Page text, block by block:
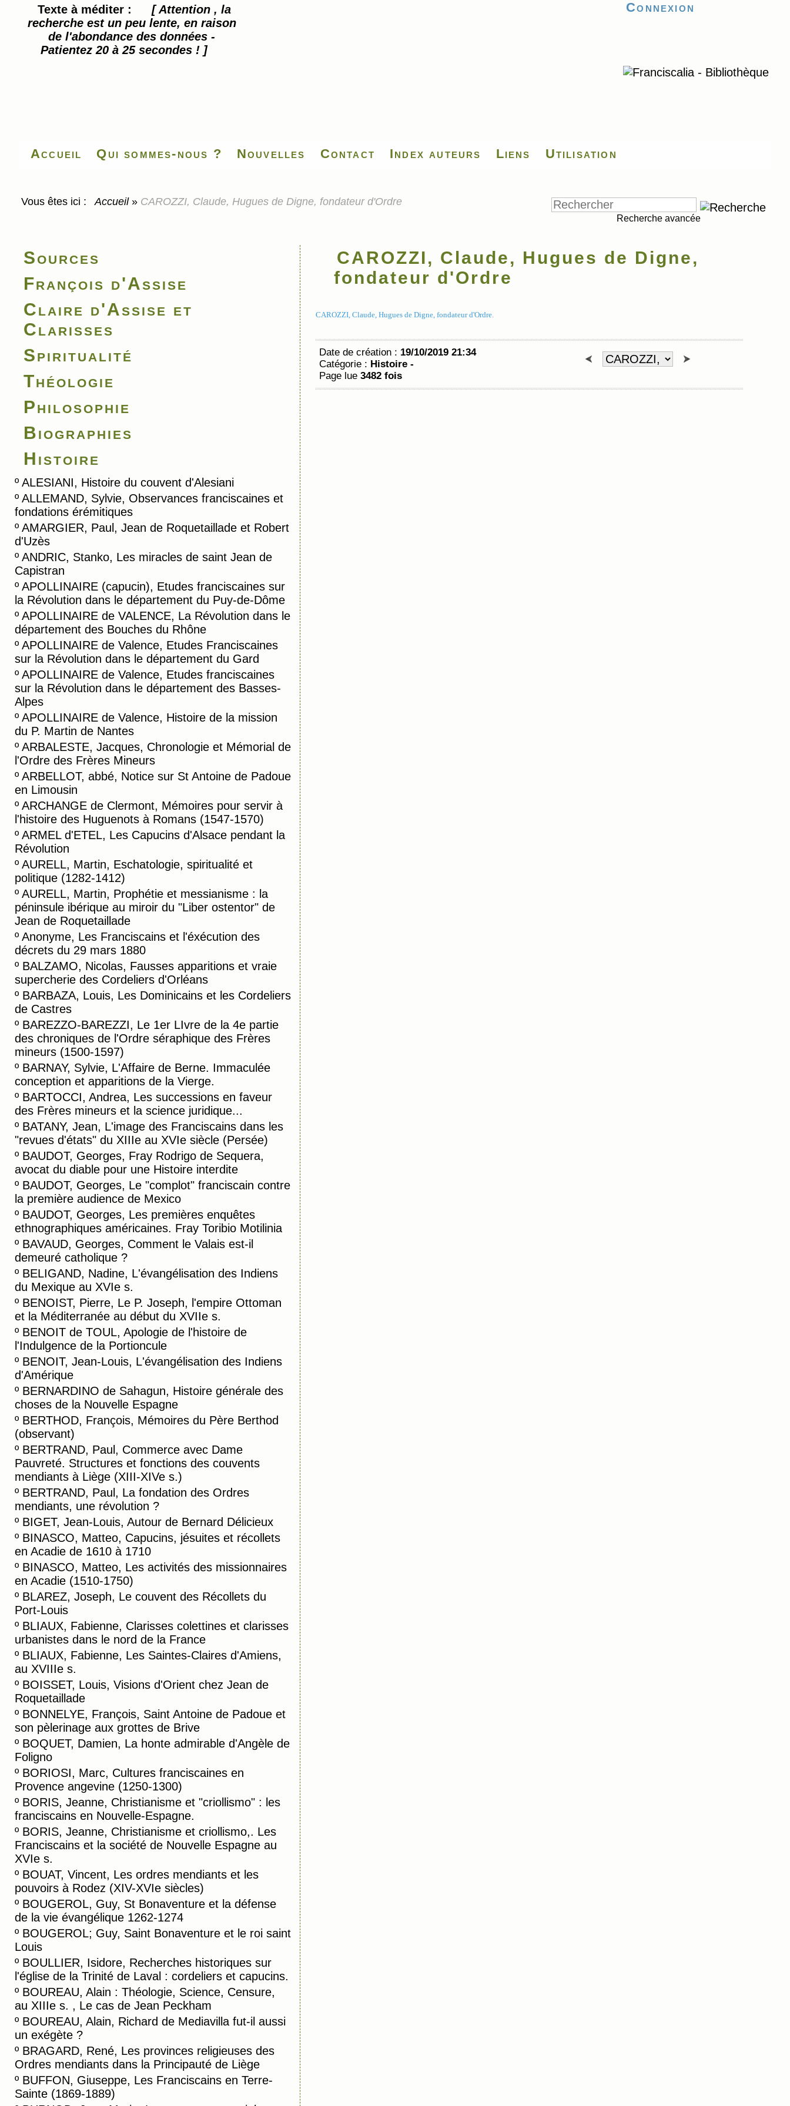
Texte à méditer :
[ Attention , la
recherche est un peu lente, en raison
de l'abondance des données -
Patientez 20 à 25 secondes ! ]
Accueil
Connexion
Qui sommes-nous ? Nouvelles Contact Index auteurs Liens Utilisation
Vous êtes ici : Accueil » CAROZZI, Claude, Hugues de Digne, fondateur d'Ordre
Recherche avancée
Sources
François d'Assise
Claire d'Assise et
Clarisses
Spiritualité
Théologie
Philosophie
Biographies
Histoire
º ALESIANI, Histoire du couvent d'Alesiani
º ALLEMAND, Sylvie, Observances franciscaines et
fondations érémitiques
º AMARGIER, Paul, Jean de Roquetaillade et Robert
d'Uzès
º ANDRIC, Stanko, Les miracles de saint Jean de
Capistran
º APOLLINAIRE (capucin), Etudes franciscaines sur
la Révolution dans le département du Puy-de-Dôme
º APOLLINAIRE de VALENCE, La Révolution dans le
département des Bouches du Rhône
º APOLLINAIRE de Valence, Etudes Franciscaines
sur la Révolution dans le département du Gard
º APOLLINAIRE de Valence, Etudes franciscaines
sur la Révolution dans le département des Basses-
Alpes
º APOLLINAIRE de Valence, Histoire de la mission
du P. Martin de Nantes
º ARBALESTE, Jacques, Chronologie et Mémorial de
l'Ordre des Frères Mineurs
º ARBELLOT, abbé, Notice sur St Antoine de Padoue
en Limousin
º ARCHANGE de Clermont, Mémoires pour servir à
l'histoire des Huguenots à Romans (1547-1570)
º ARMEL d'ETEL, Les Capucins d'Alsace pendant la
Révolution
º AURELL, Martin, Eschatologie, spiritualité et
politique (1282-1412)
º AURELL, Martin, Prophétie et messianisme : la
péninsule ibérique au miroir du "Liber ostentor" de
Jean de Roquetaillade
º Anonyme, Les Franciscains et l'éxécution des
décrets du 29 mars 1880
º BALZAMO, Nicolas, Fausses apparitions et vraie
supercherie des Cordeliers d'Orléans
º BARBAZA, Louis, Les Dominicains et les Cordeliers
de Castres
º BAREZZO-BAREZZI, Le 1er LIvre de la 4e partie
des chroniques de l'Ordre séraphique des Frères
mineurs (1500-1597)
º BARNAY, Sylvie, L'Affaire de Berne. Immaculée
conception et apparitions de la Vierge.
º BARTOCCI, Andrea, Les successions en faveur
des Frères mineurs et la science juridique...
º BATANY, Jean, L'image des Franciscains dans les
"revues d'états" du XIIIe au XVIe siècle (Persée)
º BAUDOT, Georges, Fray Rodrigo de Sequera,
avocat du diable pour une Histoire interdite
º BAUDOT, Georges, Le "complot" franciscain contre
la première audience de Mexico
º BAUDOT, Georges, Les premières enquêtes
ethnographiques américaines. Fray Toribio Motilinia
º BAVAUD, Georges, Comment le Valais est-il
demeuré catholique ?
º BELIGAND, Nadine, L'évangélisation des Indiens
du Mexique au XVIe s.
º BENOIST, Pierre, Le P. Joseph, l'empire Ottoman
et la Méditerranée au début du XVIIe s.
º BENOIT de TOUL, Apologie de l'histoire de
l'Indulgence de la Portioncule
º BENOIT, Jean-Louis, L'évangélisation des Indiens
d'Amérique
º BERNARDINO de Sahagun, Histoire générale des
choses de la Nouvelle Espagne
º BERTHOD, François, Mémoires du Père Berthod
(observant)
º BERTRAND, Paul, Commerce avec Dame
Pauvreté. Structures et fonctions des couvents
mendiants à Liège (XIII-XIVe s.)
º BERTRAND, Paul, La fondation des Ordres
mendiants, une révolution ?
º BIGET, Jean-Louis, Autour de Bernard Délicieux
º BINASCO, Matteo, Capucins, jésuites et récollets
en Acadie de 1610 à 1710
º BINASCO, Matteo, Les activités des missionnaires
en Acadie (1510-1750)
º BLAREZ, Joseph, Le couvent des Récollets du
Port-Louis
º BLIAUX, Fabienne, Clarisses colettines et clarisses
urbanistes dans le nord de la France
º BLIAUX, Fabienne, Les Saintes-Claires d'Amiens,
au XVIIIe s.
º BOISSET, Louis, Visions d'Orient chez Jean de
Roquetaillade
º BONNELYE, François, Saint Antoine de Padoue et
son pèlerinage aux grottes de Brive
º BOQUET, Damien, La honte admirable d'Angèle de
Foligno
º BORIOSI, Marc, Cultures franciscaines en
Provence angevine (1250-1300)
º BORIS, Jeanne, Christianisme et "criollismo" : les
franciscains en Nouvelle-Espagne.
º BORIS, Jeanne, Christianisme et criollismo,. Les
Franciscains et la société de Nouvelle Espagne au
XVIe s.
º BOUAT, Vincent, Les ordres mendiants et les
pouvoirs à Rodez (XIV-XVIe siècles)
º BOUGEROL, Guy, St Bonaventure et la défense
de la vie évangélique 1262-1274
º BOUGEROL; Guy, Saint Bonaventure et le roi saint
Louis
º BOULLIER, Isidore, Recherches historiques sur
l'église de la Trinité de Laval : cordeliers et capucins.
º BOUREAU, Alain : Théologie, Science, Censure,
au XIIIe s. , Le cas de Jean Peckham
º BOUREAU, Alain, Richard de Mediavilla fut-il aussi
un exégète ?
º BRAGARD, René, Les provinces religieuses des
Ordres mendiants dans la Principauté de Liège
º BUFFON, Giuseppe, Les Franciscains en Terre-
Sainte (1869-1889)
CAROZZI, Claude, Hugues de Digne,
fondateur d'Ordre
CAROZZI, Claude, Hugues de Digne, fondateur d'Ordre.
Date de création : 19/10/2019 21:34
Catégorie : Histoire -
Page lue 3482 fois